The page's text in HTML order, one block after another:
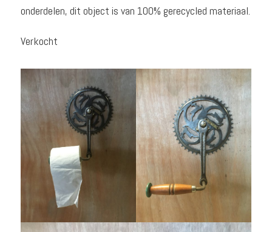
onderdelen, dit object is van 100% gerecycled materiaal.
Verkocht